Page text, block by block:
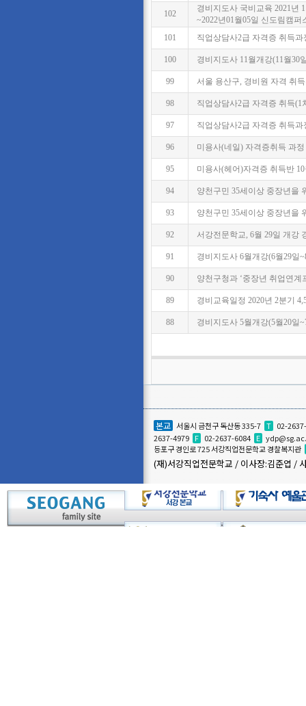
102
경비지도사 국비교육 2021년
~2022년01월05일 신도림캠퍼
101
직업상담사2급 자격증 취득
100 경비지도사 11월개강(11월30
99 서울 용산구, 경비원 자격 취
98 직업상담사2급 자격증 취득
97 직업상담사2급 자격증 취득
96 미용사(네일) 자격증취득 과
95 미용사(헤어)자격증 취득반
94 양천구민 35세이상 중장년을
93 양천구민 35세이상 중장년을
92 서강전문학교, 6월 29일 개강
91 경비지도사 6월개강(6월29일
90 양천구청과 ‘중장년 취업연계
89 경비교육일정 2020년 2분기
88 경비지도사 5월개강(5월20일
본교 서울시 금천구 독산동 335-7 T 02-
2637-4979 F 02-2637-6084 E
등포구 경인로 725 서강직업전문학교 경찰복지관
(재)서강직업전문학교 / 이사장:김준엽 /